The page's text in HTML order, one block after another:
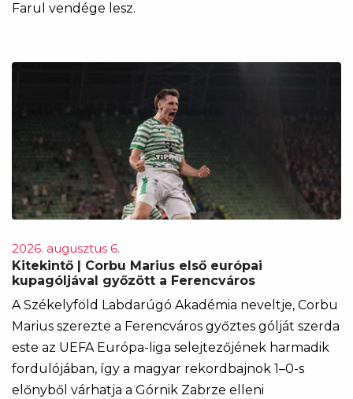
Farul vendége lesz.
2026. augusztus 6.
Kitekintő | Corbu Marius első európai
kupagóljával győzött a Ferencváros
A Székelyföld Labdarúgó Akadémia neveltje, Corbu
Marius szerezte a Ferencváros győztes gólját szerda
este az UEFA Európa-liga selejtezőjének harmadik
fordulójában, így a magyar rekordbajnok 1–0-s
előnyből várhatja a Górnik Zabrze elleni